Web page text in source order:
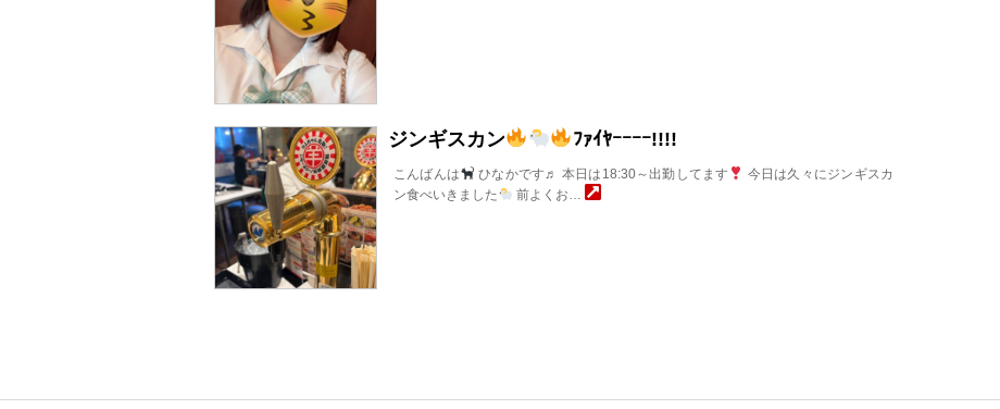
ジンギスカン ﾌｧｲﾔｰｰｰｰ!!!!
こんばんは ひなかです♬ 本日は18:30～出勤してます
今日は久々にジンギスカ
ン食べいきました
前よくお…